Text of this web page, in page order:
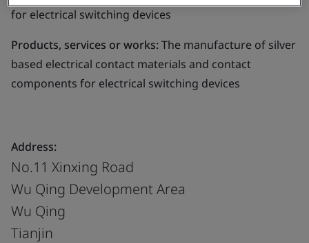
for electrical switching devices
Products, services or works:The manufacture of silver
based electrical contact materials and contact
components for electrical switching devices
Address:
No.11 Xinxing Road
Wu Qing Development Area
Wu Qing
Tianjin